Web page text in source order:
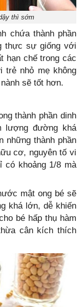
thì sớm
chứa thành phần
thực sự giống với
hạn chế trong các
trẻ nhỏ mẹ không
sẽ tốt hơn.
thành phần dinh
lượng đường khá
những thành phần
cơ, nguyên tố vi
có khoảng 1/8 mà
mật ong bé sẽ
khá lớn, dễ khiến
bé hấp thụ hàm
cân kích thích